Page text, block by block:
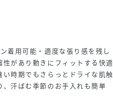
着用可能・適度な張り感を残し
があり動きにフィットする快適
時期でもさらっとドライな肌触
汗ばむ季節のお手入れも簡単